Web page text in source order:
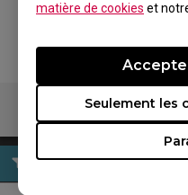
matière de cookies et
Seulement les